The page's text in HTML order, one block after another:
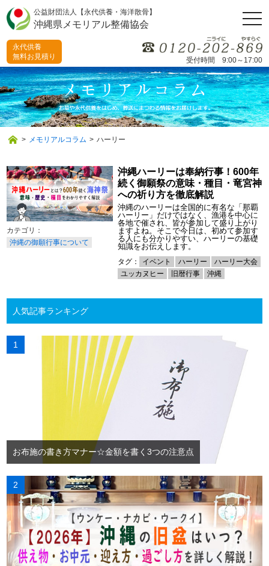
公益財団法人【永代供養・海洋散骨】
沖縄県メモリアル整備協会
受付時間 9:00～17:00
永代供養
無料お見積り
> メモリアルコラム > ハーリー
沖縄の御願行事について
沖縄ハーリーは奉納行事！600年
続く御願祭の意味・種目・竜宮神
への祈り方を徹底解説
沖縄のハーリーは全国的に有名な「那覇
ハーリー」だけではなく、漁港を中心に
各地で催され、皆が参加して盛り上がり
ますよね。そこで今日は、初めて参加す
る人にも分かりやすい、ハーリーの基礎
知識をお伝えします。
タグ： イベント ハーリー
ハーリー大会
ユッカヌヒー
旧暦行事 沖縄
人気記事ランキング
お布施の書き方マナー☆金額を書く3つの注意点